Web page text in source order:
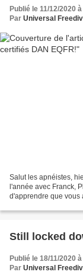
Publié le 11/12/2020
Par Universal
Salut les apnéistes,
l'année avec Franck,
d'apprendre que vous
Still locked
Publié le 18/11/2020
Par Universal